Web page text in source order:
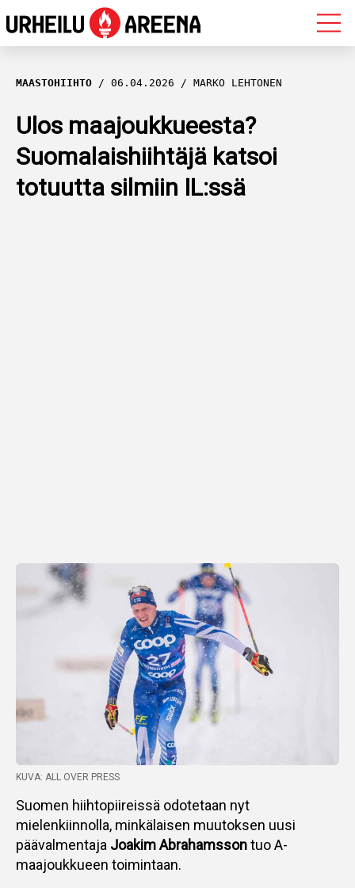
OLYMPIALAISET
MAASTOHIIHTO
AMPUMAHIIHTO
YLEISURHEILU
MAASTOHIIHTO 06.04.2026 MARKO LEHTONEN
Ulos maajoukkueesta?
Suomalaishiihtäjä katsoi
totuutta silmiin IL:ssä
KUVA: ALL OVER PRESS
Suomen hiihtopiireissä odotetaan nyt
mielenkiinnolla, minkälaisen muutoksen uusi
päävalmentaja Joakim Abrahamssontuo A-
maajoukkueen toimintaan.